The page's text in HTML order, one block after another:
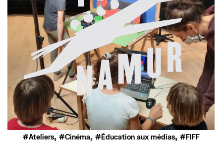
Ateliers, Cinéma, Éducation aux médias, FIFF